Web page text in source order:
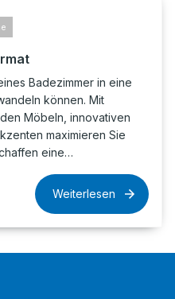
Badezimmer in eine
können. Mit
Möbeln, innovativen
maximieren Sie
eine…
Weiterlesen